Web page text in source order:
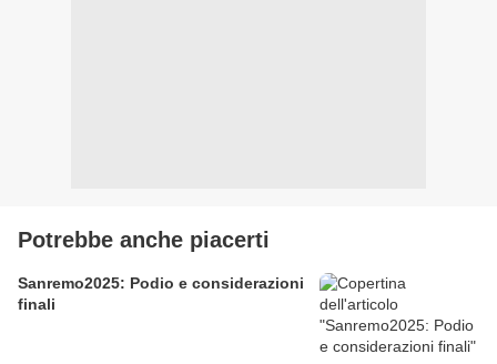
Potrebbe anche piacerti
Sanremo2025: Podio e considerazioni
finali